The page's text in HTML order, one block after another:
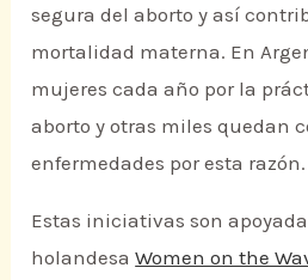
segura del aborto y así
mortalidad materna. En
mujeres cada año por la
aborto y otras miles quedan
enfermedades por esta razón.
Estas iniciativas son
holandesaWomen on the